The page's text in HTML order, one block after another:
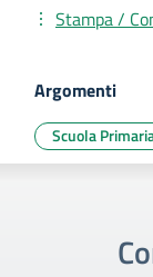
Stampa /
Argomenti
Scuola